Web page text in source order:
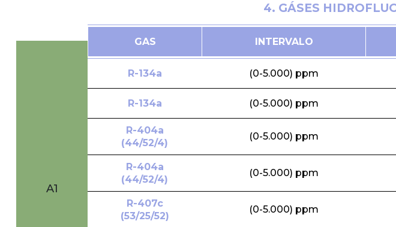
4. GÁSES
A1
GAS INTERVALO
R-134a (0-5.000) ppm
R-134a (0-5.000) ppm
R-404a
(44/52/4)
(0-5.000) ppm
R-404a
(44/52/4)
(0-5.000) ppm
R-407c
(53/25/52)
(0-5.000) ppm